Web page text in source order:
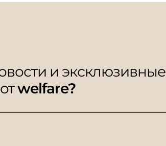
и эксклюзивные
welfare?